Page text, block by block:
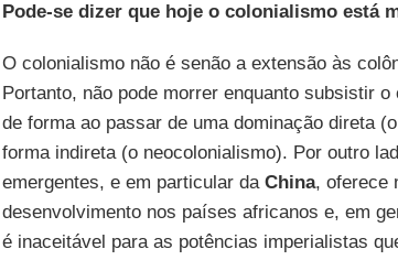
Pode-se dizer que hoje o colonialismo está
O colonialismo não é senão a extensão às
Portanto, não pode morrer enquanto subsistir
de forma ao passar de uma dominação direta
forma indireta (o neocolonialismo). Por outro
emergentes, e em particular da China, oferece
desenvolvimento nos países africanos e, em
é inaceitável para as potências imperialistas